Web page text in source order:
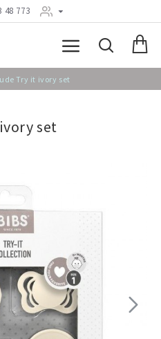
48 773
Try it ivory set
set